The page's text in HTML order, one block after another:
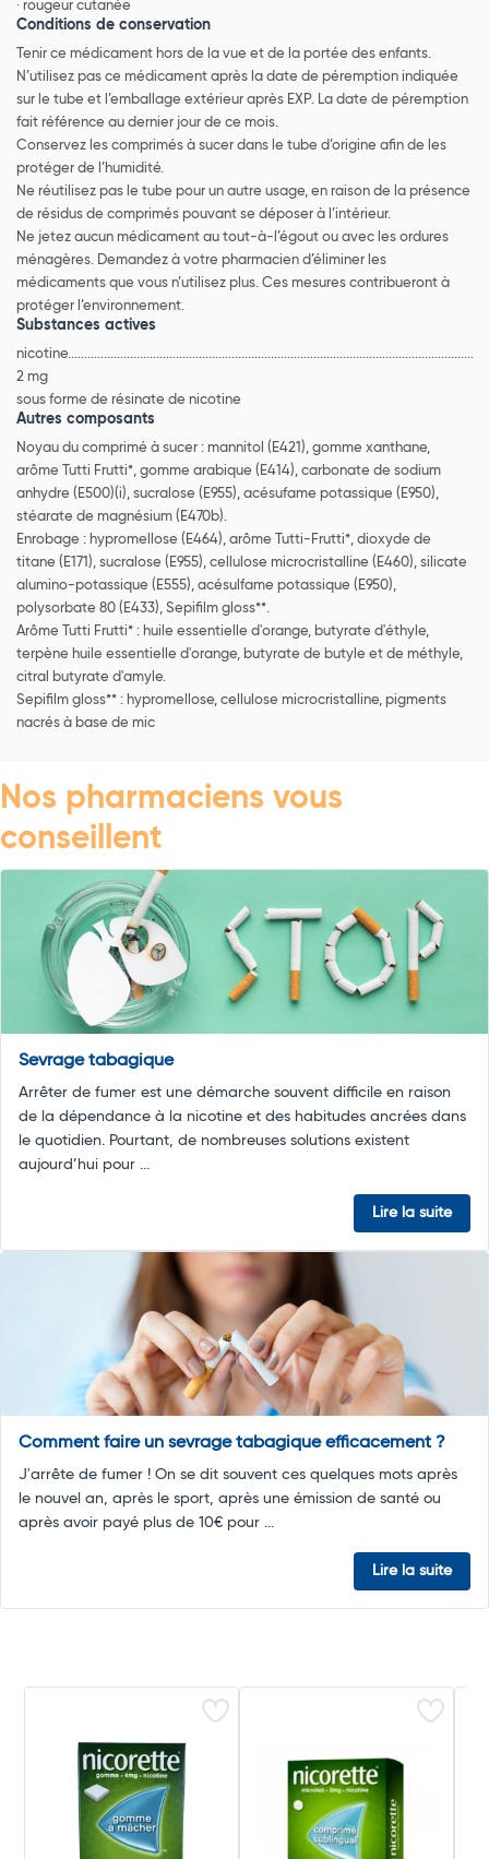
· rougeur cutanée
Conditions de conservation
Tenir ce médicament hors de la vue et de la portée des enfants.
N’utilisez pas ce médicament après la date de péremption indiquée
sur le tube et l’emballage extérieur après EXP. La date de péremption
fait référence au dernier jour de ce mois.
Conservez les comprimés à sucer dans le tube d’origine afin de les
protéger de l’humidité.
Ne réutilisez pas le tube pour un autre usage, en raison de la présence
de résidus de comprimés pouvant se déposer à l’intérieur.
Ne jetez aucun médicament au tout-à-l’égout ou avec les ordures
ménagères. Demandez à votre pharmacien d’éliminer les
médicaments que vous n’utilisez plus. Ces mesures contribueront à
protéger l’environnement.
Substances actives
nicotine.............................................................................................................................
2 mg
sous forme de résinate de nicotine
Autres composants
Noyau du comprimé à sucer : mannitol (E421), gomme xanthane,
arôme Tutti Frutti*, gomme arabique (E414), carbonate de sodium
anhydre (E500)(i), sucralose (E955), acésufame potassique (E950),
stéarate de magnésium (E470b).
Enrobage : hypromellose (E464), arôme Tutti-Frutti*, dioxyde de
titane (E171), sucralose (E955), cellulose microcristalline (E460), silicate
alumino-potassique (E555), acésulfame potassique (E950),
polysorbate 80 (E433), Sepifilm gloss**.
Arôme Tutti Frutti* : huile essentielle d'orange, butyrate d'éthyle,
terpène huile essentielle d'orange, butyrate de butyle et de méthyle,
citral butyrate d'amyle.
Sepifilm gloss** : hypromellose, cellulose microcristalline, pigments
nacrés à base de mic
Nos pharmaciens vous
conseillent
Sevrage tabagique
Arrêter de fumer est une démarche souvent difficile en raison
de la dépendance à la nicotine et des habitudes ancrées dans
le quotidien. Pourtant, de nombreuses solutions existent
aujourd’hui pour ...
Lire la suite
Comment faire un sevrage tabagique efficacement ?
J'arrête de fumer ! On se dit souvent ces quelques mots après
le nouvel an, après le sport, après une émission de santé ou
après avoir payé plus de 10€ pour ...
Lire la suite